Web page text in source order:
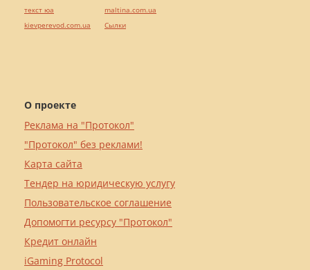
О проекте
Реклама на "Протокол"
"Протокол" без реклами!
Карта сайта
Тендер на юридическую услугу
Пользовательское соглашение
Допомогти ресурсу "Протокол"
Кредит онлайн
iGaming Protocol
текст юа
kievperevod.com.ua
maltina.com.ua
Cылки